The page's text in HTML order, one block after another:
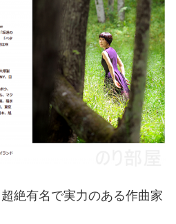
絶有名で実力のある作曲家